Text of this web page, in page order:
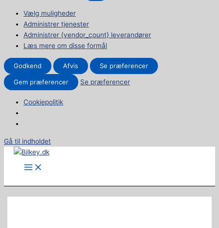
Vælg muligheder
Administrer tjenester
Administrer {vendor_count} leverandører
Læs mere om disse formål
Godkend Afvis Se præferencer
Gem præferencer Se præferencer
Cookiepolitik
Gå til indholdet